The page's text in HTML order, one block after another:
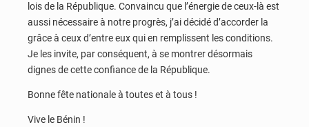
lois de la République. Convaincu que l’énergie de ceux-là est
aussi nécessaire à notre progrès, j’ai décidé d’accorder la
grâce à ceux d’entre eux qui en remplissent les conditions.
Je les invite, par conséquent, à se montrer désormais
dignes de cette confiance de la République.
Bonne fête nationale à toutes et à tous !
Vive le Bénin !